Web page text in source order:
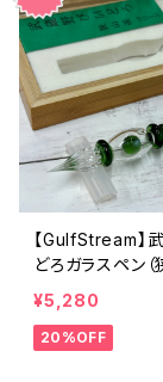
【GulfStream】
どろガラスペン
ーン）
¥5,280
20%OFF